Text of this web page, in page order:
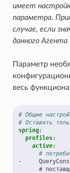
имеет
параметра.
случае, если
данного
Параметр
весь
# Общие
# Оставить
spring:
profiles:
active:
#
-
#